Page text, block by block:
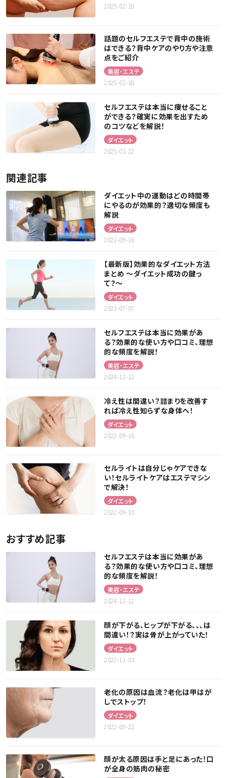
2025-02-18
話題のセルフエステで背中の施術
はできる？背中ケアのやり方や注意
点をご紹介
美容・エステ
2025-02-18
セルフエステは本当に痩せること
ができる？確実に効果を出すため
のコツなどを解説！
ダイエット
2025-01-22
関連記事
ダイエット中の運動はどの時間帯
にやるのが効果的？適切な頻度も
解説
ダイエット
2021-09-16
【最新版】効果的なダイエット方法
まとめ 〜ダイエット成功の鍵っ
て？〜
ダイエット
2021-07-07
セルフエステは本当に効果があ
る？効果的な使い方や口コミ、理想
的な頻度を解説！
美容・エステ
2024-12-12
冷え性は間違い？詰まりを改善す
れば冷え性知らずな身体へ！
ダイエット
2022-09-15
セルライトは自分じゃケアできな
い！セルライトケアはエステマシン
で解決！
ダイエット
2022-09-13
おすすめ記事
セルフエステは本当に効果があ
る？効果的な使い方や口コミ、理想
的な頻度を解説！
美容・エステ
2024-12-12
顔が下がる、ヒップが下がる、、、は
間違い！？実は骨が上がっていた！
ダイエット
2022-11-03
老化の原因は血流？老化は甲はが
しでストップ！
ダイエット
2022-09-22
顔が太る原因は手と足にあった！口
が全身の筋肉の秘密